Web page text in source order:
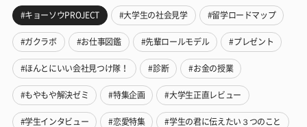
#キョーソウPROJECT #大学生の社会見学 #留学ロードマップ
#ガクラボ #お仕事図鑑 #先輩ロールモデル #プレゼント
#ほんとにいい会社見つけ隊！ #診断 #お金の授業
#もやもや解決ゼミ #特集企画 #大学生正直レビュー
#学生インタビュー #恋愛特集 #学生の君に伝えたい３つのこと